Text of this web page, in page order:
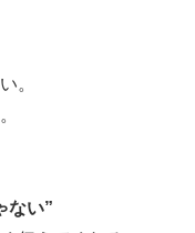
。
ない”